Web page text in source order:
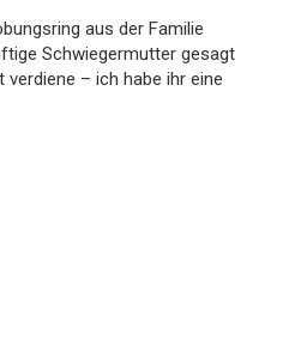
aus der Familie
Schwiegermutter gesagt
– ich habe ihr eine